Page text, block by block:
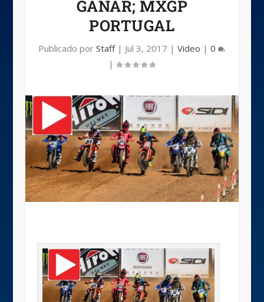
GANAR; MXGP
PORTUGAL
Publicado porStaff| Jul 3, 2017 |Video |0
|